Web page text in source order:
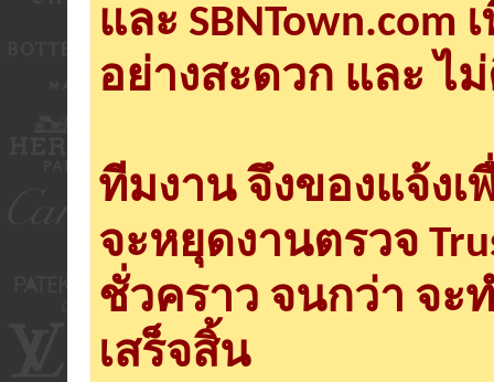
และ
อย่างสะดวก และ ไ
ทีมงาน จึงของแจ้ง
จะหยุดงานตรวจ
ชั่วคราว จนกว่า จะ
เสร็จสิ้น